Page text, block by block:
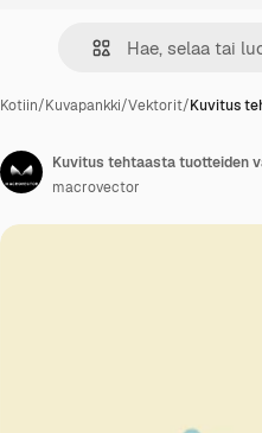
Kotiin/Kuvapankki/Vektorit/Kuvitus
Kuvitus tehtaasta tuotteiden
macrovector